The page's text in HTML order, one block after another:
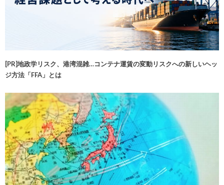
[PR]地政学リスク、港湾混雑…コンテナ運賃の変動リスクへの新しいヘッ
ジ方法「FFA」とは